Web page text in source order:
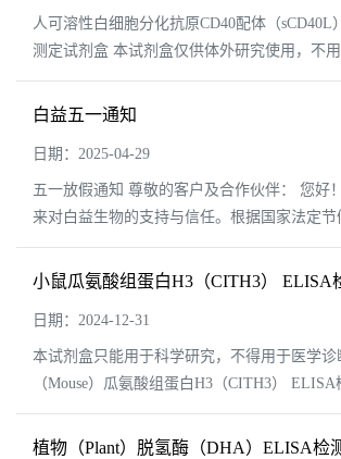
人可溶性白细胞分化抗原CD40配体（sCD40L
测定试剂盒 本试剂盒仅供体外研究使用，不
说明书 l本试剂盒用于体外定量检测血清、血
白益五一通知
日期：2025-04-29
五一放假通知 尊敬的客户及合作伙伴： 您好
来对白益生物的支持与信任。根据国家法定
我司实际情况，现将2025年五一劳动节放假
假时间： ...
小鼠瓜氨酸组蛋白H3（CITH3） ELISA
书
日期：2024-12-31
本试剂盒只能用于科学研究，不得用于医学诊
（Mouse）瓜氨酸组蛋白H3（CITH3）
说明书 检测原理 试剂盒采用双抗体一步夹心
验（ELISA）...
植物（Plant）脱氢酶（DHA）ELISA检